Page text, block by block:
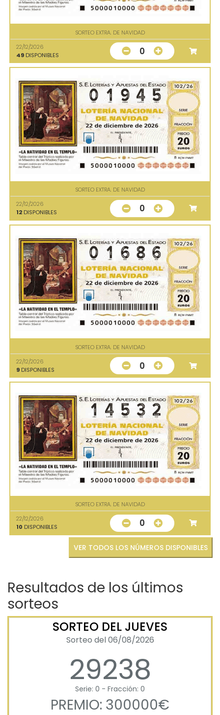
SORTEO EXTRA. DE NAVIDAD
22/12/2026
49 DISPONIBLES 0
SORTEO EXTRA. DE NAVIDAD
22/12/2026
12 DISPONIBLES 0
SORTEO EXTRA. DE NAVIDAD
22/12/2026
9 DISPONIBLES 0
SORTEO EXTRA. DE NAVIDAD
22/12/2026
10 DISPONIBLES 0
VER TODOS LOS NÚMEROS DISPONIBLES
Resultados de los últimos
sorteos
SORTEO DEL JUEVES
Sorteo del 06/08/2026
29238
Serie: 0 - Fracción: 0
PREMIO: 300000€